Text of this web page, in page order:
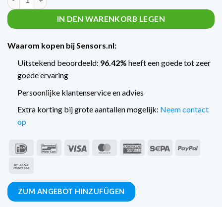
IN DEN WARENKORB LEGEN
Waarom kopen bij Sensors.nl:
Uitstekend beoordeeld: 96.42% heeft een goede tot zeer
goede ervaring
Persoonlijke klantenservice en advies
Extra korting bij grote aantallen mogelijk: Neem contact
op
IDeal BancontactVisum MasterCardAmerican Sepa
PayPal
ZUM ANGEBOT HINZUFÜGEN